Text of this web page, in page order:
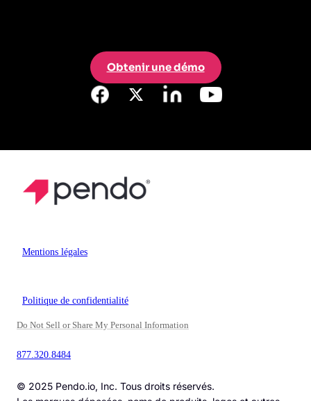
Obtenir une démo
Mentions légales
Politique de confidentialité
Do Not Sell or Share My Personal Information
877.320.8484
© 2025 Pendo.io, Inc. Tous droits réservés.